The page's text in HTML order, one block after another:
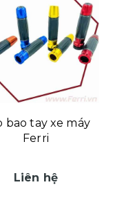
bao tay xe máy
Ferri
Liên hệ